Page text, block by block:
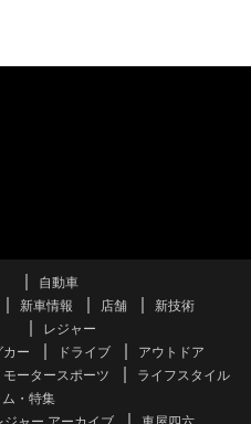
自動車
新車情報 店舗
新技術
レジャー
ー
ドライブ
アウトドア
モータースポーツ
ライフスタイル
ム・特集